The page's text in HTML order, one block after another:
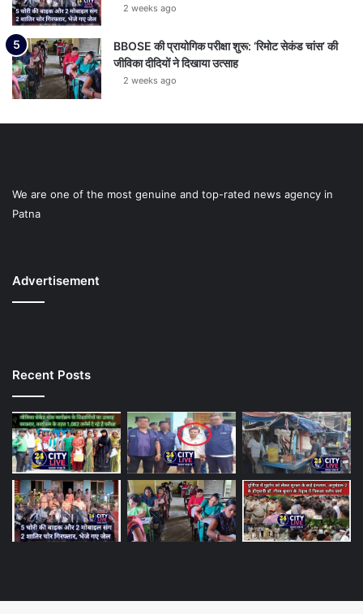
2 weeks ago
BBOSE की प्रायोगिक परीक्षा शुरू: ‘रिमोट सेकंड चांस’ की
जीविका दीदियों ने दिखाया उत्साह
2 weeks ago
We are one of the most genuine and top-rated news agency in
Patna
Advertisement
Recent Posts